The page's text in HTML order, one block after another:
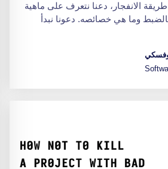
الانفجار، دعنا نتعرف على ماهية
وما هي خصائصه. دعونا نبدأ